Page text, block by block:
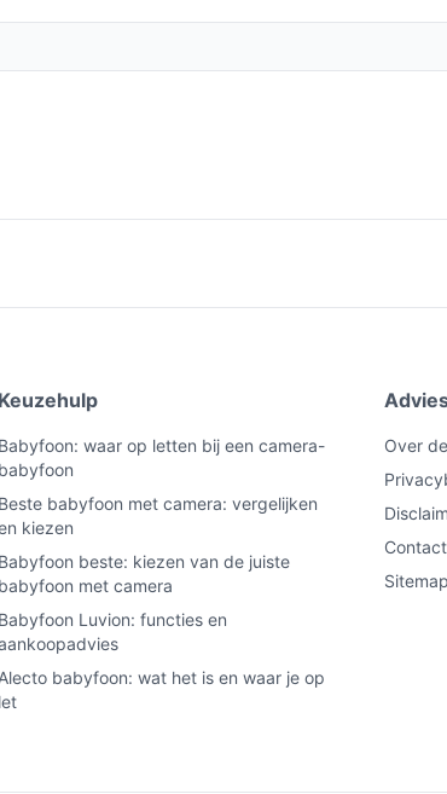
Keuzehulp
Babyfoon: waar op letten bij een camera-
babyfoon
Beste babyfoon met camera: vergelijken
kiezen
Babyfoon beste: kiezen van de juiste
babyfoon met camera
Babyfoon Luvion: functies en
Alecto babyfoon: wat het is en waar je op
let
Over
Contact
Sitemap